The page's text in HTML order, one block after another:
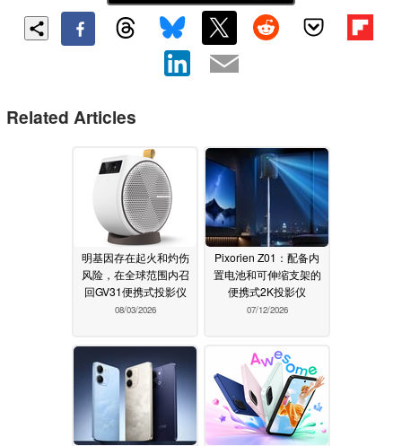
Related Articles
明基因存在起火和灼伤
风险，在全球范围内召
回GV31便携式投影仪
08/03/2026
Pixorien Z01：配备内
置电池和可伸缩支架的
便携式2K投影仪
07/12/2026